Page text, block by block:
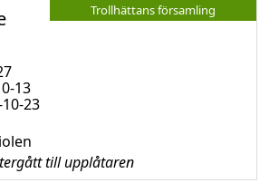
Trollhättans församling
13
23
till upplåtaren